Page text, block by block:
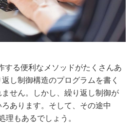
する便利なメソッドがたくさんあ
し制御構造のプログラムを書く
せん。しかし、繰り返し制御が
あります。そして、その途中
理もあるでしょう。